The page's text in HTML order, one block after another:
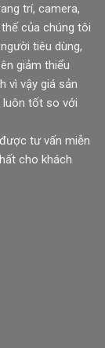
trí, camera,
của chúng tôi
tiêu dùng,
giảm thiểu
vì vậy giá sản
tốt so với
tư vấn miễn
cho khách